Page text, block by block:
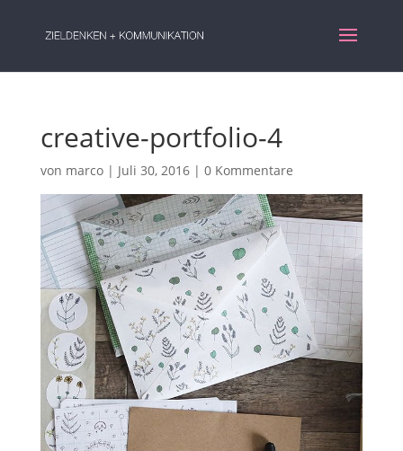
creative-portfolio-4
von marco| Juli 30, 2016| 0 Kommentare